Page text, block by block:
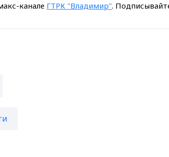
канале ГТРК "Владимир".